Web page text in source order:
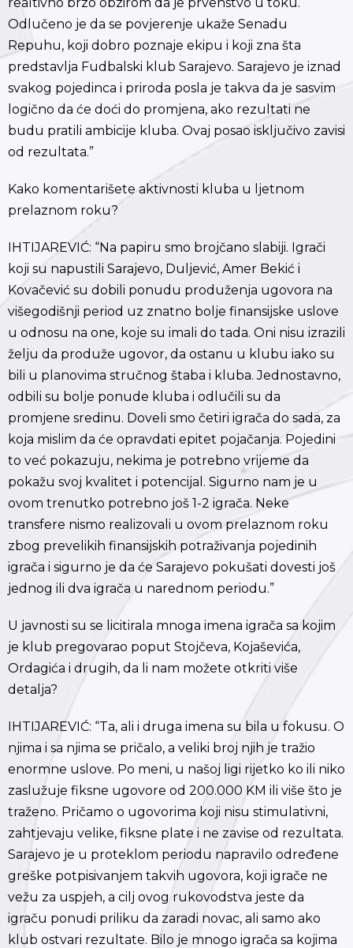
Odlučeno je da se povjerenje ukaže Senadu
Repuhu, koji dobro poznaje ekipu i koji zna šta
predstavlja Fudbalski klub Sarajevo. Sarajevo je iznad
svakog pojedinca i priroda posla je takva da je sasvim
logično da će doći do promjena, ako rezultati ne
budu pratili ambicije kluba. Ovaj posao isključivo zavisi
od rezultata.”
Kako komentarišete aktivnosti kluba u ljetnom
prelaznom roku?
IHTIJAREVIĆ: “Na papiru smo brojčano slabiji. Igrači
koji su napustili Sarajevo, Duljević, Amer Bekić i
Kovačević su dobili ponudu produženja ugovora na
višegodišnji period uz znatno bolje finansijske uslove
u odnosu na one, koje su imali do tada. Oni nisu izrazili
želju da produže ugovor, da ostanu u klubu iako su
bili u planovima stručnog štaba i kluba. Jednostavno,
odbili su bolje ponude kluba i odlučili su da
promjene sredinu. Doveli smo četiri igrača do sada, za
koja mislim da će opravdati epitet pojačanja. Pojedini
to već pokazuju, nekima je potrebno vrijeme da
pokažu svoj kvalitet i potencijal. Sigurno nam je u
ovom trenutko potrebno još 1-2 igrača. Neke
transfere nismo realizovali u ovom prelaznom roku
zbog prevelikih finansijskih potraživanja pojedinih
igrača i sigurno je da će Sarajevo pokušati dovesti još
jednog ili dva igrača u narednom periodu.”
U javnosti su se licitirala mnoga imena igrača sa kojim
je klub pregovarao poput Stojčeva, Kojaševića,
Ordagića i drugih, da li nam možete otkriti više
detalja?
IHTIJAREVIĆ: “Ta, ali i druga imena su bila u fokusu. O
njima i sa njima se pričalo, a veliki broj njih je tražio
enormne uslove. Po meni, u našoj ligi rijetko ko ili niko
zaslužuje fiksne ugovore od 200.000 KM ili više što je
traženo. Pričamo o ugovorima koji nisu stimulativni,
zahtjevaju velike, fiksne plate i ne zavise od rezultata.
Sarajevo je u proteklom periodu napravilo određene
greške potpisivanjem takvih ugovora, koji igrače ne
vežu za uspjeh, a cilj ovog rukovodstva jeste da
igraču ponudi priliku da zaradi novac, ali samo ako
klub ostvari rezultate. Bilo je mnogo igrača sa kojima